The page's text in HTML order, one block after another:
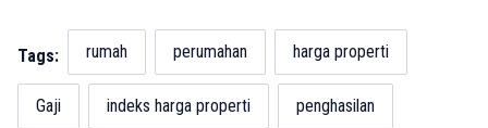
Tags: rumah perumahan harga properti
Gaji indeks harga properti penghasilan